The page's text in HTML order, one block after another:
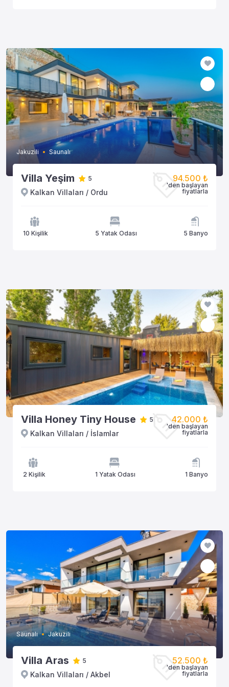
Jakuzili Saunalı
Villa Yeşim 5
Kalkan Villaları / Ordu
94.500 ₺
'den başlayan
fiyatlarla
10 Kişilik 5 Yatak Odası 5 Banyo
Villa Honey Tiny House 5
Kalkan Villaları / İslamlar
42.000 ₺
'den başlayan
fiyatlarla
2 Kişilik 1 Yatak Odası 1 Banyo
Saunalı Jakuzili
Villa Aras 5
Kalkan Villaları / Akbel
52.500 ₺
'den başlayan
fiyatlarla